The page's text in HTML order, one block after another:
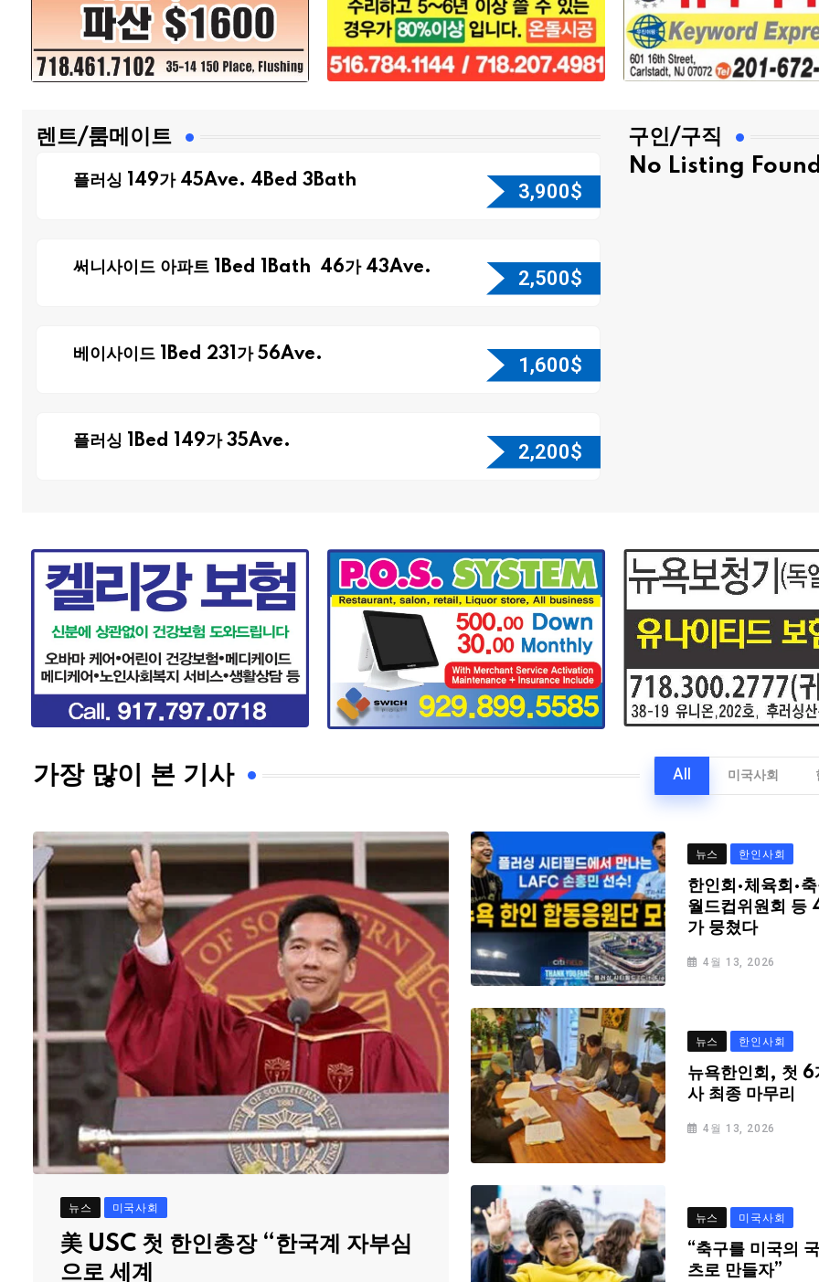
렌트/룸메이트
플러싱 149가 45Ave. 4Bed 3Bath 3,900$
써니사이드 아파트 1Bed 1Bath 46가 43Ave. 2,500$
베이사이드 1Bed 231가 56Ave. 1,600$
플러싱 1Bed 149가 35Ave. 2,200$
구인/구직
No Listing
가장 많이 본 기사 All 미국사회
뉴스 미국사회
美 USC 첫 한인총장 “한국계 자부심
으로 세계
뉴스 한인사회
한인회·체육회·
월드컵위원회 등
가 뭉쳤다
4월 13, 2026
뉴스 한인사회
뉴욕한인회, 첫 6
사 최종 마무리
4월 13, 2026
뉴스 미국사회
“축구를 미국의
츠로 만들자”